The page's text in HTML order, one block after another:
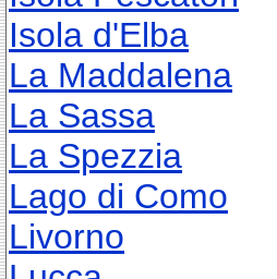
Isola d'Elba
La Maddalena
La Sassa
La Spezzia
Lago di Como
Livorno